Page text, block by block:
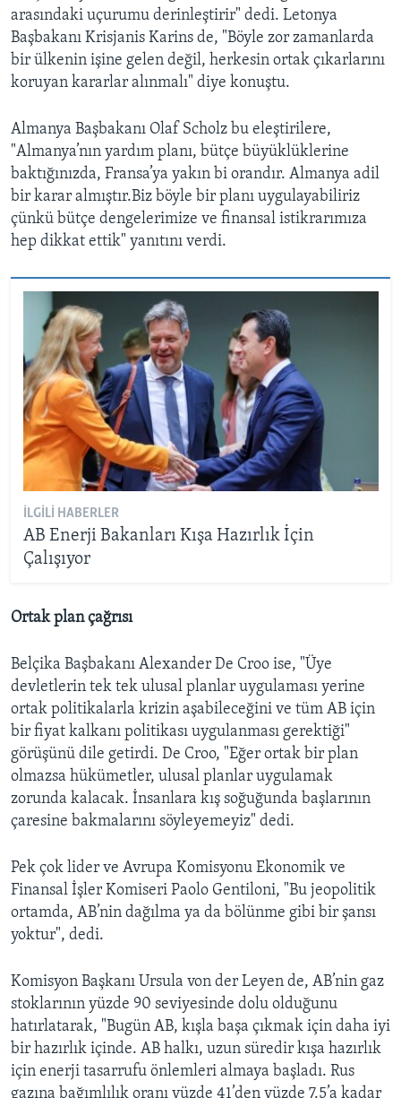
arasındaki uçurumu derinleştirir" dedi. Letonya
Başbakanı Krisjanis Karins de, "Böyle zor zamanlarda
bir ülkenin işine gelen değil, herkesin ortak çıkarlarını
koruyan kararlar alınmalı" diye konuştu.
Almanya Başbakanı Olaf Scholz bu eleştirilere,
"Almanya’nın yardım planı, bütçe büyüklüklerine
baktığınızda, Fransa’ya yakın bi orandır. Almanya adil
bir karar almıştır.Biz böyle bir planı uygulayabiliriz
çünkü bütçe dengelerimize ve finansal istikrarımıza
hep dikkat ettik" yanıtını verdi.
İLGILI HABERLER
AB Enerji Bakanları Kışa Hazırlık İçin
Çalışıyor
Ortak plan çağrısı
Belçika Başbakanı Alexander De Croo ise, "Üye
devletlerin tek tek ulusal planlar uygulaması yerine
ortak politikalarla krizin aşabileceğini ve tüm AB için
bir fiyat kalkanı politikası uygulanması gerektiği"
görüşünü dile getirdi. De Croo, "Eğer ortak bir plan
olmazsa hükümetler, ulusal planlar uygulamak
zorunda kalacak. İnsanlara kış soğuğunda başlarının
çaresine bakmalarını söyleyemeyiz" dedi.
Pek çok lider ve Avrupa Komisyonu Ekonomik ve
Finansal İşler Komiseri Paolo Gentiloni, "Bu jeopolitik
ortamda, AB’nin dağılma ya da bölünme gibi bir şansı
yoktur", dedi.
Komisyon Başkanı Ursula von der Leyen de, AB’nin gaz
stoklarının yüzde 90 seviyesinde dolu olduğunu
hatırlatarak, "Bugün AB, kışla başa çıkmak için daha iyi
bir hazırlık içinde. AB halkı, uzun süredir kışa hazırlık
için enerji tasarrufu önlemleri almaya başladı. Rus
gazına bağımlılık oranı yüzde 41’den yüzde 7.5’a kadar